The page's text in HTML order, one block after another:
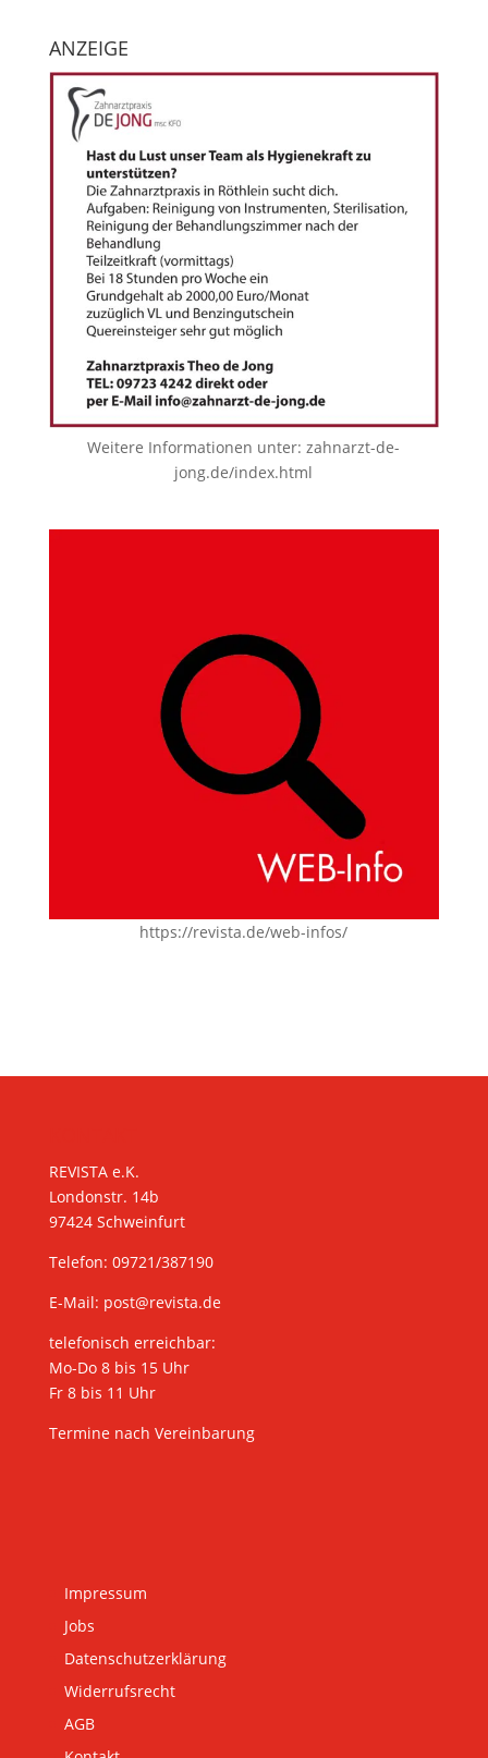
ANZEIGE
Weitere Informationen unter:zahnarzt-de-
jong.de/index.html
https://revista.de/web-infos/
REVISTA e.K.
Londonstr. 14b
97424 Schweinfurt
Telefon: 09721/387190
E-Mail: post@revista.de
telefonisch erreichbar:
Mo-Do 8 bis 15 Uhr
Fr 8 bis 11 Uhr
Termine nach Vereinbarung
Impressum
Jobs
Datenschutzerklärung
Widerrufsrecht
AGB